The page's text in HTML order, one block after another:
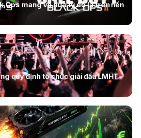
Ops mang về nửa tỷ đô la trên nền
quy định tổ chức giải đấu LMHT